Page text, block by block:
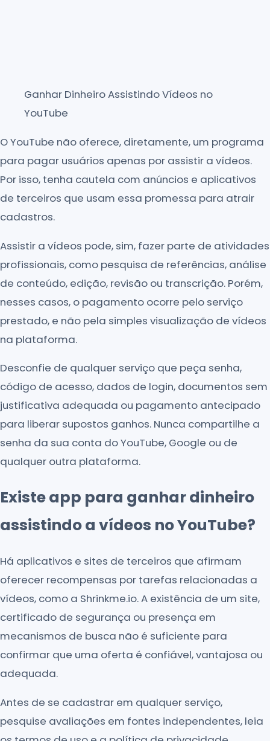
Ganhar Dinheiro Assistindo Vídeos no
YouTube
O YouTube não oferece, diretamente, um programa
para pagar usuários apenas por assistir a vídeos.
Por isso, tenha cautela com anúncios e aplicativos
de terceiros que usam essa promessa para atrair
cadastros.
Assistir a vídeos pode, sim, fazer parte de atividades
profissionais, como pesquisa de referências, análise
de conteúdo, edição, revisão ou transcrição. Porém,
nesses casos, o pagamento ocorre pelo serviço
prestado, e não pela simples visualização de vídeos
na plataforma.
Desconfie de qualquer serviço que peça senha,
código de acesso, dados de login, documentos sem
justificativa adequada ou pagamento antecipado
para liberar supostos ganhos. Nunca compartilhe a
senha da sua conta do YouTube, Google ou de
qualquer outra plataforma.
Existe app para ganhar dinheiro
assistindo a vídeos no YouTube?
Há aplicativos e sites de terceiros que afirmam
oferecer recompensas por tarefas relacionadas a
vídeos, como a Shrinkme.io. A existência de um site,
certificado de segurança ou presença em
mecanismos de busca não é suficiente para
confirmar que uma oferta é confiável, vantajosa ou
adequada.
Antes de se cadastrar em qualquer serviço,
pesquise avaliações em fontes independentes, leia